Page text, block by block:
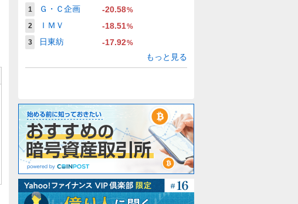
1 Ｇ・Ｃ企画 -20.58%
2
ＩＭＶ -18.51%
3
日東紡 -17.92%
もっと見る